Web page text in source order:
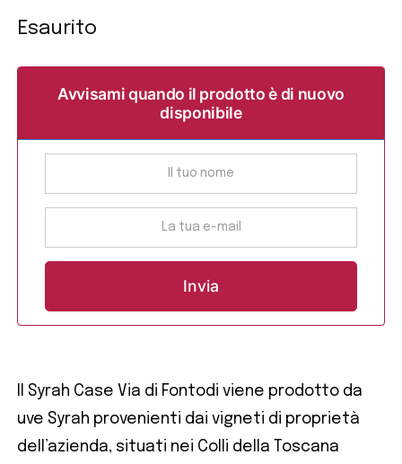
Esaurito
Avvisami quando il prodotto è di nuovo
disponibile
Il Syrah Case Via di Fontodi viene prodotto da
uve Syrah provenienti dai vigneti di proprietà
dell’azienda, situati nei Colli della Toscana